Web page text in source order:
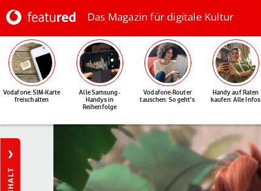
Das Magazin für digitale Kultur
Vodafone: SIM-Karte
freischalten
Alle Samsung-
Handys in
Reihenfolge
Vodafone-Router
tauschen: So geht's
Handy auf Raten
kaufen: Alle Infos
INHALT